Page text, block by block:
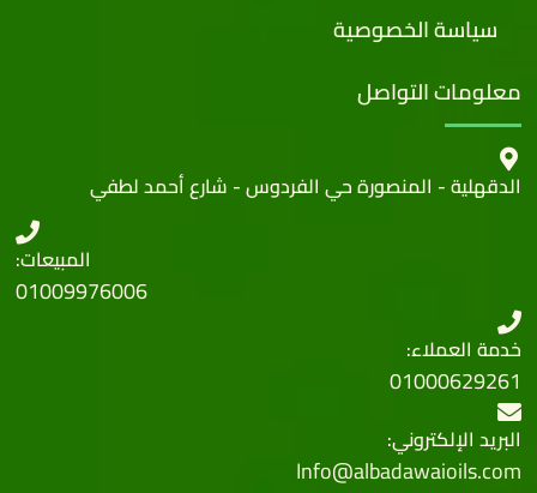
سياسة الخصوصية
معلومات التواصل
الدقهلية - المنصورة حي الفردوس - شارع أحمد لطفي
المبيعات:
01009976006
خدمة العملاء:
01000629261
البريد الإلكتروني:
Info@albadawaioils.com